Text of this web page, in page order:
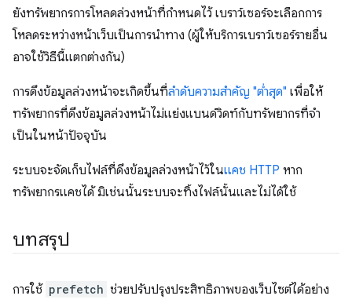
ยังทรัพยากรการโหลดล่วงหน้าที่กำหนดไว้ เบราว์เซอร์จะเลือกการ
โหลดระหว่างหน้าเว็บเป็นการนำทาง (ผู้ให้บริการเบราว์เซอร์รายอื่น
อาจใช้วิธีนี้แตกต่างกัน)
การดึงข้อมูลล่วงหน้าจะเกิดขึ้นที่ลําดับความสําคัญ "ต่ำสุด" เพื่อให้
ทรัพยากรที่ดึงข้อมูลล่วงหน้าไม่แย่งแบนด์วิดท์กับทรัพยากรที่จํา
เป็นในหน้าปัจจุบัน
ระบบจะจัดเก็บไฟล์ที่ดึงข้อมูลล่วงหน้าไว้ในแคช HTTP หาก
ทรัพยากรแคชได้ มิเช่นนั้นระบบจะทิ้งไฟล์นั้นและไม่ได้ใช้
บทสรุป
การใช้ prefetch ช่วยปรับปรุงประสิทธิภาพของเว็บไซต์ได้อย่าง